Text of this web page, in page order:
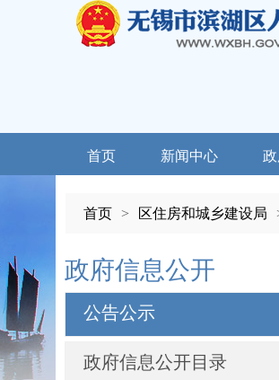
首页 新闻中心
首页 > 区住房和城乡建设局
政府信息公开
公告公示
政府信息公开目录